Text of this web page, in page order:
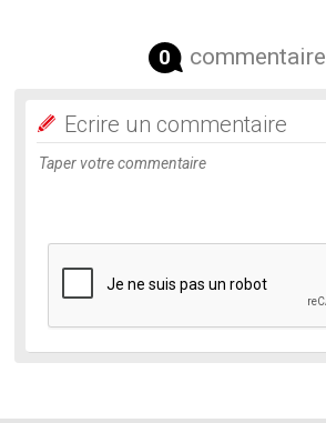
0 commentaire
Ecrire un commentaire